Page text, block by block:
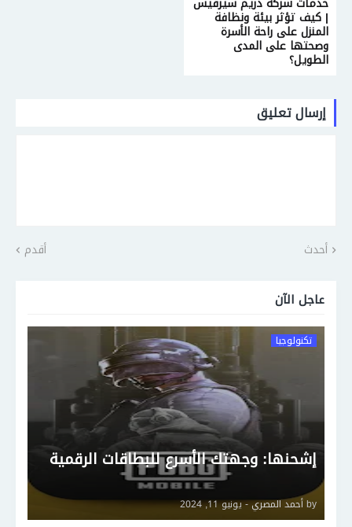
| كيف تؤثر بيئة ونظافة
المنزل على راحة الأسرة
وصحتها على المدى
الطويل؟
إرسال تعليق
أحدث أقدم
عاجل الآن
تكنولوجيا
إشحنها: وجهتك الأسرع للبطاقات الرقمية
byأحمد المصري-يونيو 11, 2024